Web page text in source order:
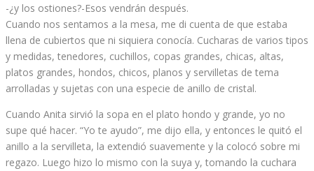
-¿y los ostiones?-Esos vendrán después.
Cuando nos sentamos a la mesa, me di cuenta de que estaba
llena de cubiertos que ni siquiera conocía. Cucharas de varios tipos
y medidas, tenedores, cuchillos, copas grandes, chicas, altas,
platos grandes, hondos, chicos, planos y servilletas de tema
arrolladas y sujetas con una especie de anillo de cristal.
Cuando Anita sirvió la sopa en el plato hondo y grande, yo no
supe qué hacer. “Yo te ayudo”, me dijo ella, y entonces le quitó el
anillo a la servilleta, la extendió suavemente y la colocó sobre mi
regazo. Luego hizo lo mismo con la suya y, tomando la cuchara